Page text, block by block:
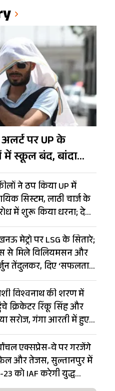
पर UP के
स्कूल बंद, बांदा
गर्म शहर
ने ठप किया UP में
सिस्टम, लाठी चार्ज के
में शुरू किया धरना; देखें
मेट्रो पर LSG के सितारे;
से मिले विलियमसन और
तेंदुलकर, दिए ‘सफलता
PHOTOS
विश्वनाथ की शरण में
क्रिकेटर रिंकू सिंह और
सरोज, गंगा आरती में हुए
Photos
एक्सप्रेस-वे पर गरजेंगे
और तेजस, सुल्तानपुर में
23 को IAF करेगी युद्ध